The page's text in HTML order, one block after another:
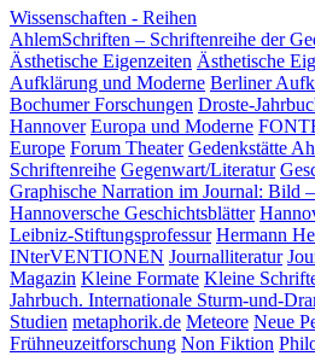
Wissenschaften - Reihen
AhlemSchriften – Schriftenreihe der
Ästhetische Eigenzeiten Ästhetische
Aufklärung und Moderne Berliner
Bochumer Forschungen Droste-
Hannover Europa und Moderne
Europe Forum Theater Gedenkstätte
Schriftenreihe Gegenwart/Literatur
Graphische Narration im Journal: Bild
Hannoversche Geschichtsblätter
Leibniz-Stiftungsprofessur Hermann
INterVENTIONEN Journalliteratur
Magazin Kleine Formate Kleine
Jahrbuch. Internationale Sturm-und-
Studien metaphorik.de Meteore Neue
Frühneuzeitforschung Non Fiktion